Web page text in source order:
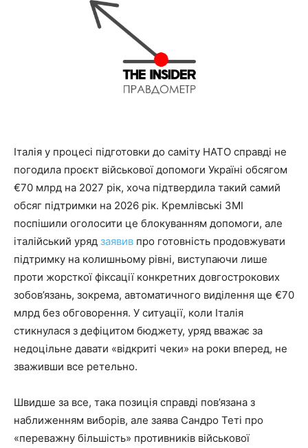
Італія у процесі підготовки до саміту НАТО справді не
погодила проєкт військової допомоги Україні обсягом
€70 млрд на 2027 рік, хоча підтвердила такий самий
обсяг підтримки на 2026 рік. Кремлівські ЗМІ
поспішили оголосити це блокуванням допомоги, але
італійський уряд заявив про готовність продовжувати
підтримку на колишньому рівні, виступаючи лише
проти жорсткої фіксації конкретних довгострокових
зобов’язань, зокрема, автоматичного виділення ще €70
млрд без обговорення. У ситуації, коли Італія
стикнулася з дефіцитом бюджету, уряд вважає за
недоцільне давати «відкриті чеки» на роки вперед, не
зваживши все ретельно.
Швидше за все, така позиція справді пов’язана з
наближенням виборів, але заява Сандро Теті про
«переважну більшість» противників військової